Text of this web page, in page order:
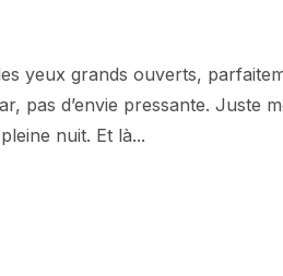
yeux grands ouverts,
pas d’envie pressante. Juste
nuit. Et là...